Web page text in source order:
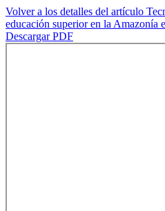
Volver a los detalles del artículo
educación superior en la Amazonía
Descargar PDF